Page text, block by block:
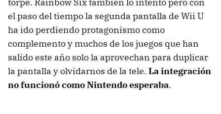
torpe. Rainbow Six también lo intentó pero con
el paso del tiempo la segunda pantalla de Wii U
ha ido perdiendo protagonismo como
complemento y muchos de los juegos que han
salido este año solo la aprovechan para duplicar
la pantalla y olvidarnos de la tele. La integración
no funcionó como Nintendo esperaba.